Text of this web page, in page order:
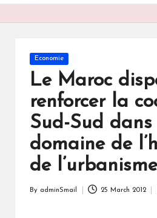
un
Posted
in
Economie
Le Maroc
renforcer la
Sud-Sud dans
domaine de
de l’urbanisme
By adminSmail 25 March 2012